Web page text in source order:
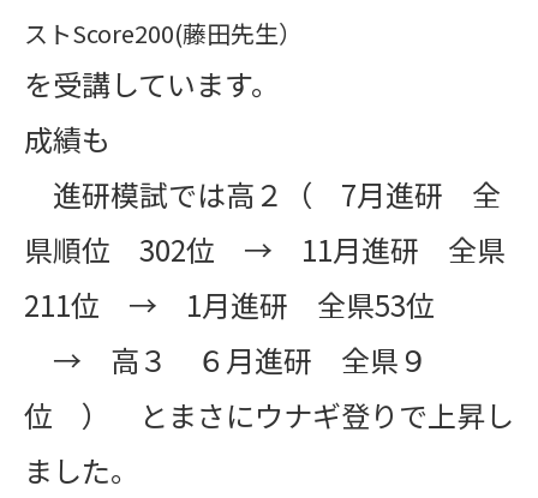
ストScore200(藤田先生）
を受講しています。
成績も
進研模試では高２（ 7月進研 全
県順位 302位 → 11月進研 全県
211位 → 1月進研 全県53位
→ 高３ ６月進研 全県９
位 ） とまさにウナギ登りで上昇し
ました。